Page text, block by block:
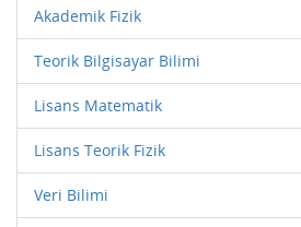
Akademik Fizik
Teorik Bilgisayar Bilimi
Lisans Matematik
Lisans Teorik Fizik
Veri Bilimi